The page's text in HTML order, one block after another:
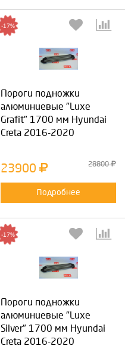
Пороги подножки
алюминиевые "Luxe
Grafit" 1700 мм Hyundai
Creta 2016-2020
-17%
23900 28800
Подробнее
Пороги подножки
алюминиевые "Luxe
Silver" 1700 мм Hyundai
Creta 2016-2020
-17%